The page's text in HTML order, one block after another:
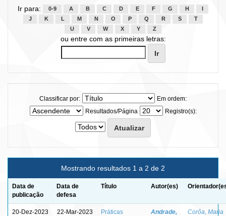
Ir para: 0-9 A B C D E F G H
J
K L M N O P Q R S
T
U
V W X Y Z
ou entre com as primeiras letras:
Classificar por:
Em ordem:
Resultados/Página
Registro(s):
Mostrando resultados 1 a 2 de 2
Data de
publicação
Data de
defesa
Título Autor(es)
20-Dez-2023 22-Mar-2023
Práticas
Andrade,
Corôa, Maria